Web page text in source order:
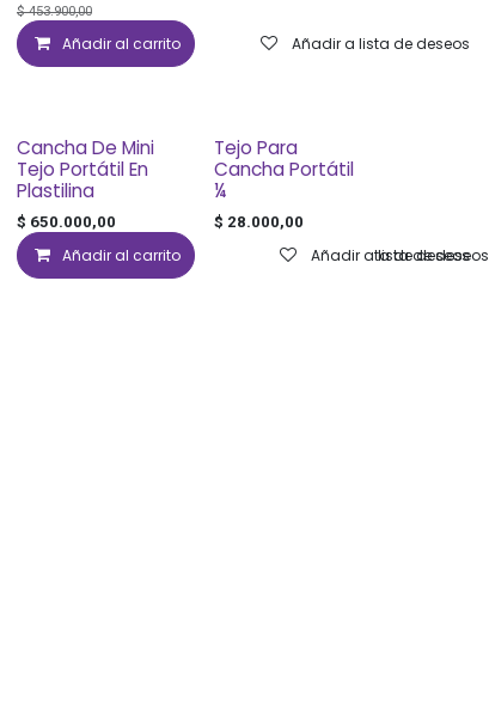
$453.900,00
Añadir al carrito Añadir a lista de deseos
Cancha De Mini
Tejo Portátil En
Plastilina
$ 650.000,00
Añadir al carrito Añadir a lista de deseos
Tejo Para
Cancha Portátil
¼
$ 28.000,00
Añadir a lista de deseos